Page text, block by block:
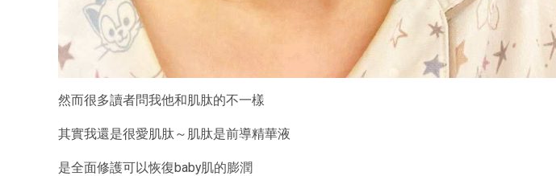
然而很多讀者問我他和肌肽的不一樣
其實我還是很愛肌肽～肌肽是前導精華液
是全面修護可以恢復baby肌的膨潤